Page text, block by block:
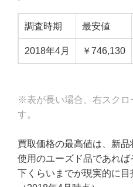
調査時期 最安値
2018年4月 ￥746,130
※表が長い場合、右スクロ
す。
買取価格の最高値は、新
使用のユーズド品であれ
下くらいまでが現実的に目